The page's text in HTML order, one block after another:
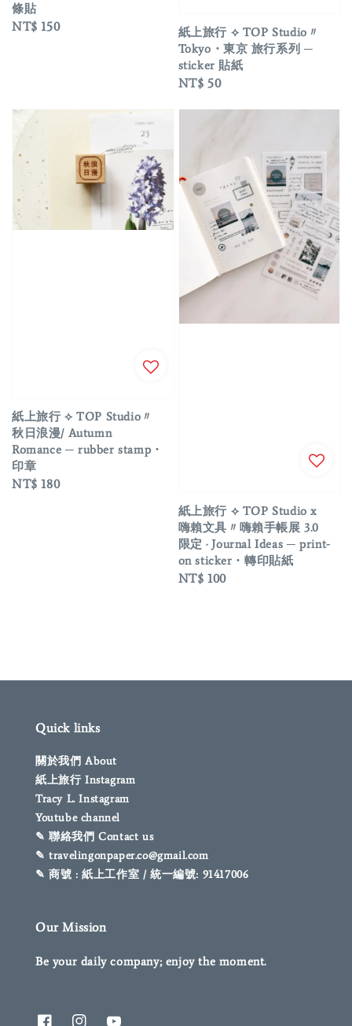
條貼
Regular
NT$ 150
紙上旅行 ⟡ TOP Studio〃
Tokyo・東京 旅行系列 ─
sticker 貼紙
Regular
NT$ 50
紙上旅行 ⟡ TOP Studio〃
秋日浪漫/ Autumn
Romance ─ rubber stamp・
印章
Regular
NT$ 180
紙上旅行 ⟡ TOP Studio x
嗨賴文具〃嗨賴手帳展 3.0
限定 · Journal Ideas ─ print-
on sticker・轉印貼紙
Regular
NT$ 100
Quick links
關於我們 About
紙上旅行 Instagram
Tracy L. Instagram
Youtube channel
✎ 聯絡我們 Contact us
✎ travelingonpaper.co@gmail.com
✎ 商號 : 紙上工作室 / 統一編號: 91417006
Our Mission
Be your daily company; enjoy the moment.